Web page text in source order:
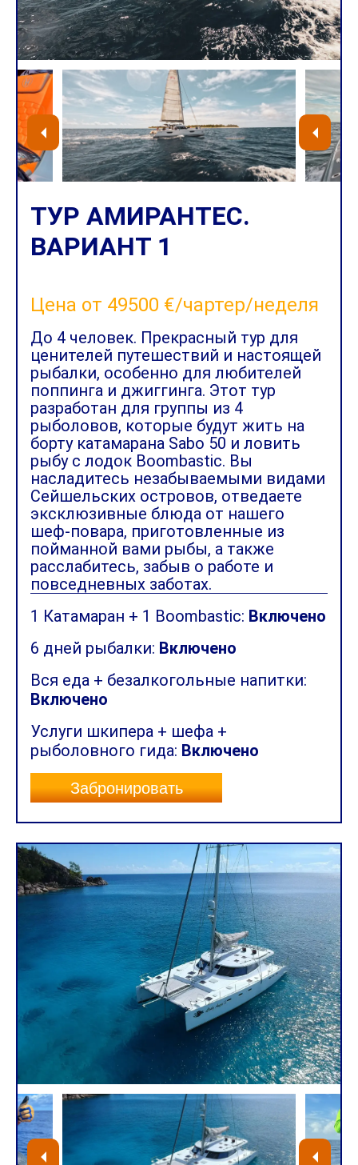
ТУР АМИРАНТЕС.
ВАРИАНТ 1
Цена от 49500 €/чартер/неделя
До 4 человек. Прекрасный тур для
ценителей путешествий и настоящей
рыбалки, особенно для любителей
поппинга и джиггинга. Этот тур
разработан для группы из 4
рыболовов, которые будут жить на
борту катамарана Sabo 50 и ловить
рыбу с лодок Boombastic. Вы
насладитесь незабываемыми видами
Сейшельских островов, отведаете
эксклюзивные блюда от нашего
шеф-повара, приготовленные из
пойманной вами рыбы, а также
расслабитесь, забыв о работе и
повседневных заботах.
1 Катамаран + 1 Boombastic: Включено
6 дней рыбалки: Включено
Вся еда + безалкогольные напитки:
Включено
Услуги шкипера + шефа +
рыболовного гида: Включено
Забронировать